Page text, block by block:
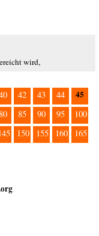
wird,
42 43 44 45
85 90 95
100
150 155 160
165